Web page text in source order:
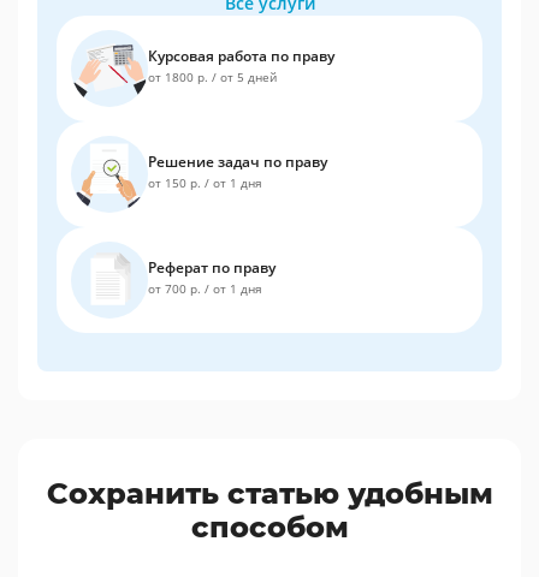
Курсовая работа по праву
от 1800 р. / от 5 дней
Решение задач по праву
от 150 р. / от 1 дня
Реферат по праву
от 700 р. / от 1 дня
Сохранить статью удобным
способом